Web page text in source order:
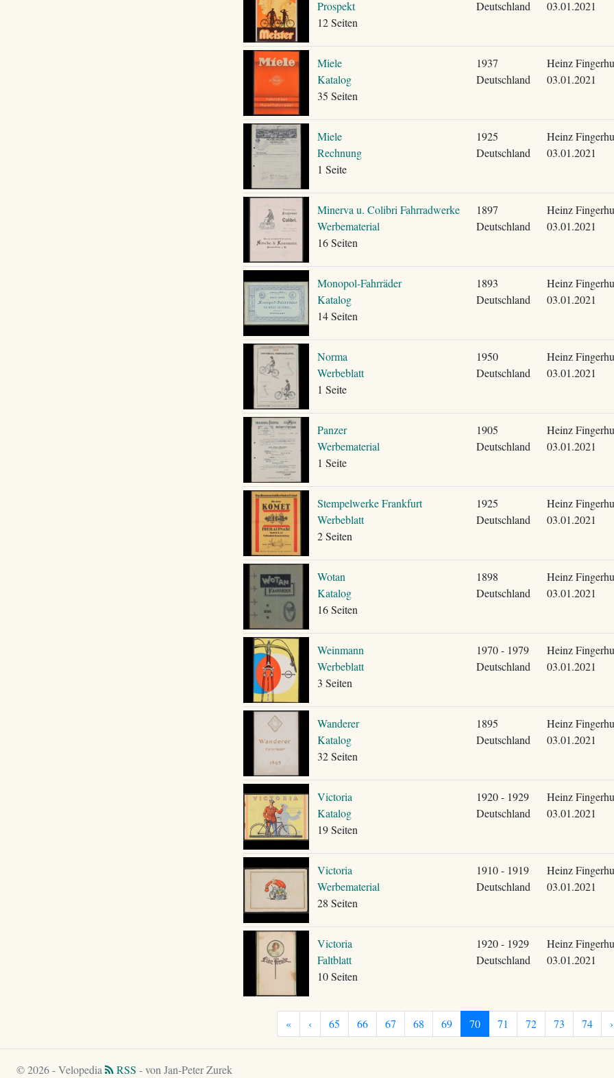
Prospekt
12 Seiten
Deutschland
03.01.2021
Miele
Katalog
35 Seiten
1937
Deutschland
Heinz
03.01.2021
Miele
Rechnung
1 Seite
1925
Deutschland
Heinz
03.01.2021
Minerva u. Colibri Fahrradwerke
Werbematerial
16 Seiten
1897
Deutschland
Heinz
03.01.2021
Monopol-Fahrräder
Katalog
14 Seiten
1893
Deutschland
Heinz
03.01.2021
Norma
Werbeblatt
1 Seite
1950
Deutschland
Heinz
03.01.2021
Panzer
Werbematerial
1 Seite
1905
Deutschland
Heinz
03.01.2021
Stempelwerke Frankfurt
Werbeblatt
2 Seiten
1925
Deutschland
Heinz
03.01.2021
Wotan
Katalog
16 Seiten
1898
Deutschland
Heinz
03.01.2021
Weinmann
Werbeblatt
3 Seiten
1970 - 1979
Deutschland
Heinz
03.01.2021
Wanderer
Katalog
32 Seiten
1895
Deutschland
Heinz
03.01.2021
Victoria
Katalog
19 Seiten
1920 - 1929
Deutschland
Heinz
03.01.2021
Victoria
Werbematerial
28 Seiten
1910 - 1919
Deutschland
Heinz
03.01.2021
Victoria
Faltblatt
10 Seiten
1920 - 1929
Deutschland
Heinz
03.01.2021
« ‹ 65 66 67 68 69 70 71 72 73 74 ›
© 2026 - Velopedia RSS - von Jan-Peter Zurek